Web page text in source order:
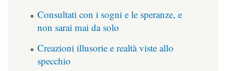
Consultati con i sogni e le speranze, e
non sarai mai da solo
Creazioni illusorie e realtà viste allo
specchio